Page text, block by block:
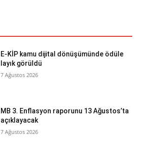
E-KİP kamu dijital dönüşümünde ödüle
layık görüldü
7 Ağustos 2026
MB 3. Enflasyon raporunu 13 Ağustos’ta
açıklayacak
7 Ağustos 2026